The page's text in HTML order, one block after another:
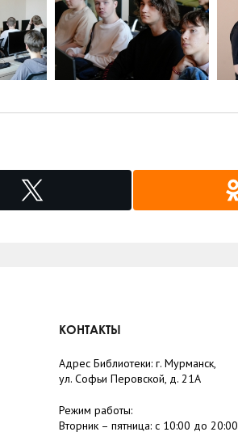
КОНТАКТЫ
Адрес Библиотеки: г. Мурманск,
ул. Софьи Перовской, д. 21А
Режим работы:
Вторник – пятница: с 10:00 до 20:00